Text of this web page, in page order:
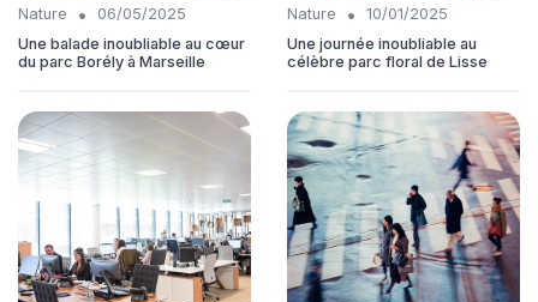
Nature •
06/05/2025
Une balade inoubliable au cœur
du parc Borély à Marseille
Nature •
10/01/2025
Une journée inoubliable au
célèbre parc floral de Lisse